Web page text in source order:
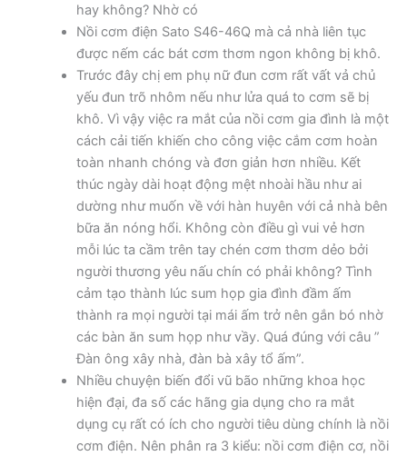
hay không? Nhờ có
Nồi cơm điện Sato S46-46Q mà cả nhà liên tục
được nếm các bát cơm thơm ngon không bị khô.
Trước đây chị em phụ nữ đun cơm rất vất vả chủ
yếu đun trõ nhôm nếu như lửa quá to cơm sẽ bị
khô. Vì vậy việc ra mắt của nồi cơm gia đình là một
cách cải tiến khiến cho công việc cắm cơm hoàn
toàn nhanh chóng và đơn giản hơn nhiều. Kết
thúc ngày dài hoạt động mệt nhoài hầu như ai
dường như muốn về với hàn huyên với cả nhà bên
bữa ăn nóng hổi. Không còn điều gì vui vẻ hơn
mỗi lúc ta cầm trên tay chén cơm thơm dẻo bởi
người thương yêu nấu chín có phải không? Tình
cảm tạo thành lúc sum họp gia đình đầm ấm
thành ra mọi người tại mái ấm trở nên gắn bó nhờ
các bàn ăn sum họp như vầy. Quá đúng với câu ”
Đàn ông xây nhà, đàn bà xây tổ ấm”.
Nhiều chuyện biến đổi vũ bão những khoa học
hiện đại, đa số các hãng gia dụng cho ra mắt
dụng cụ rất có ích cho người tiêu dùng chính là nồi
cơm điện. Nên phân ra 3 kiểu: nồi cơm điện cơ, nồi